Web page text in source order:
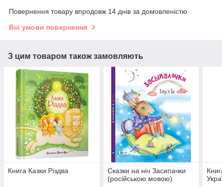
Повернення товару впродовж 14 днів за домовленістю
Всі умови повернення
З цим товаром також замовляють
Книга Казки Різдва
Сказки на ніч Засипачки
(російською мовою)